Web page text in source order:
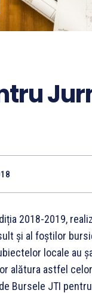
2018-2019,
și al foștilor
locale au
alătura astfel
Bursele JTI